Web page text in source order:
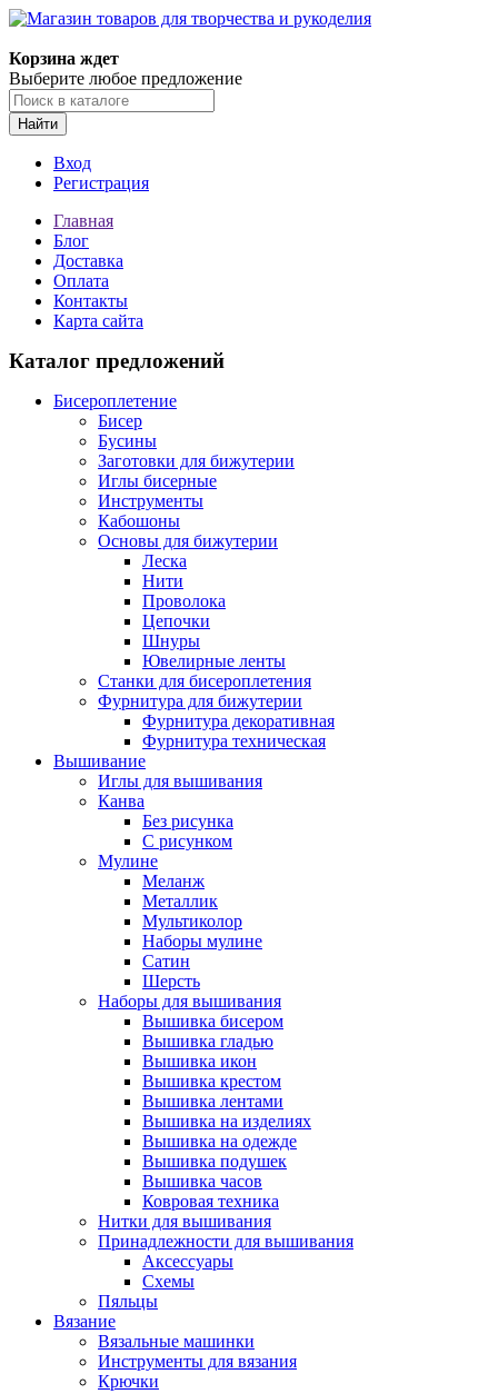
Корзина ждет
Выберите любое предложение
Найти
Вход
Регистрация
Главная
Блог
Доставка
Оплата
Контакты
Карта сайта
Каталог предложений
Бисероплетение
Бисер
Бусины
Заготовки для бижутерии
Иглы бисерные
Инструменты
Кабошоны
Основы для бижутерии
Леска
Нити
Проволока
Цепочки
Шнуры
Ювелирные ленты
Станки для бисероплетения
Фурнитура для бижутерии
Фурнитура декоративная
Фурнитура техническая
Вышивание
Иглы для вышивания
Канва
Без рисунка
С рисунком
Мулине
Меланж
Металлик
Мультиколор
Наборы мулине
Сатин
Шерсть
Наборы для вышивания
Вышивка бисером
Вышивка гладью
Вышивка икон
Вышивка крестом
Вышивка лентами
Вышивка на изделиях
Вышивка на одежде
Вышивка подушек
Вышивка часов
Ковровая техника
Нитки для вышивания
Принадлежности для вышивания
Аксессуары
Схемы
Пяльцы
Вязание
Вязальные машинки
Инструменты для вязания
Крючки